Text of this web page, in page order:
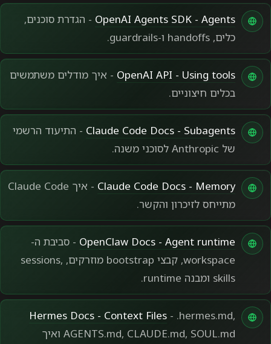
מקור web
OpenAI Agents SDK - Agents - הגדרת סוכנים,
כלים, handoffs ו-guardrails.
מקור web
OpenAI API - Using tools - איך מודלים משתמשים
בכלים חיצוניים.
מקור web
Claude Code Docs - Subagents - התיעוד הרשמי
של Anthropic לסוכני משנה.
מקור web
Claude Code Docs - Memory
- איך Claude Code
מתייחס לזיכרון והקשר.
מקור web
OpenClaw Docs - Agent runtime - סביבת ה-
workspace, קבצי bootstrap מוזרקים, sessions,
skills ומבנה runtime.
מקור web
Hermes Docs - Context Files - .hermes.md,
AGENTS.md, CLAUDE.md, SOUL.md ואיך